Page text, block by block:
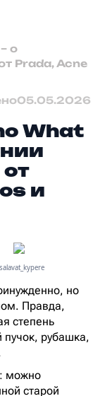
о
Prada, Acne
05.05.2026
What
и
но
Правда,
степень
рубашка,
можно
старой